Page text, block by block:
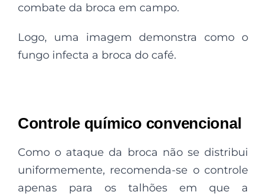
combate da broca em campo.
Logo, uma imagem demonstra como o
fungo infecta a broca do café.
Controle químico convencional
Como o ataque da broca não se distribui
uniformemente, recomenda-se o controle
apenas para os talhões em que a